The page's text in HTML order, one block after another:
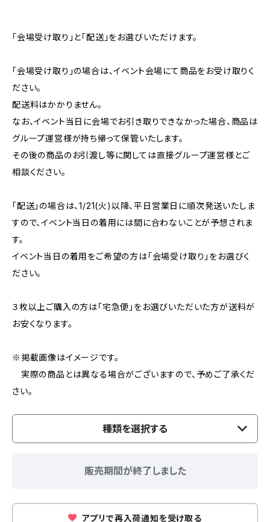
「会場受け取り」と「配送」をお選びいただけます。
「会場受け取り」の場合は、イベント会場にて商品をお受け取りく
ださい。
配送料はかかりません。
なお、イベント当日に会場でお引き取りできなかった場合、商品は
グループ運営様が持ち帰って保管いたします。
その後の商品のお引渡し等に関しては直接グループ運営様とご
相談ください。
「配送」の場合は、1/21(火)以降、平日営業日に順次発送いたしま
すので、イベント当日の着用には間に合わないことが予想されま
す。
イベント当日の着用をご希望の方は「会場受け取り」をお選びく
ださい。
３枚以上ご購入の方は「宅急便」をお選びいただいた方が送料が
お安くなります。
※掲載画像はイメージです。
実際の商品とは異なる場合がございますので、予めご了承くだ
さい。
種類を選択する
販売期間が終了しました
アプリで再入荷通知を受け取る